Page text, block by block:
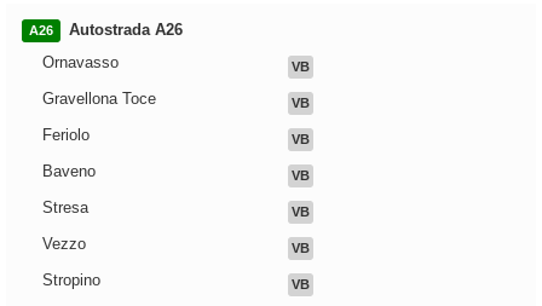
A26
Autostrada A26
Ornavasso
VB
Gravellona Toce VB
Feriolo VB
Baveno VB
Stresa VB
Vezzo VB
Stropino VB